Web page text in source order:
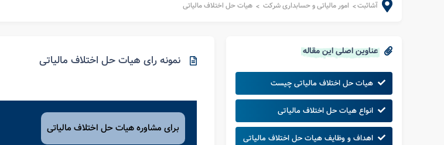
آشاثبت> امور مالیاتی و حسابداری شرکت > هیات حل اختلاف مالیاتی
عناوین اصلی این مقاله
هیات حل اختلاف مالیاتی چیست
انواع هیات حل اختلاف مالیاتی
اهداف و وظایف هیات حل اختلاف مالیاتی
نمونه رای هیات حل اختلاف مالیاتی
برای مشاوره هیات حل اختلاف مالیاتی